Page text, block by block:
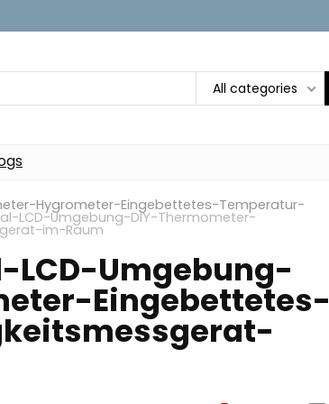
All categories
Hygrometer-Eingebettetes-Temperatur-
LCD-Umgebung-DIY-Thermometer-
im-Raum
LCD-Umgebung-
Eingebettetes-